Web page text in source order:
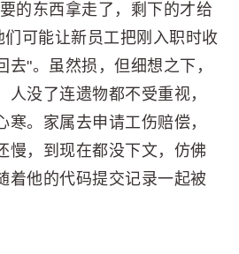
的东西拿走了，剩下的才给
可能让新员工把刚入职时收
去"。虽然损，但细想之下，
人没了连遗物都不受重视，
寒。家属去申请工伤赔偿，
慢，到现在都没下文，仿佛
着他的代码提交记录一起被